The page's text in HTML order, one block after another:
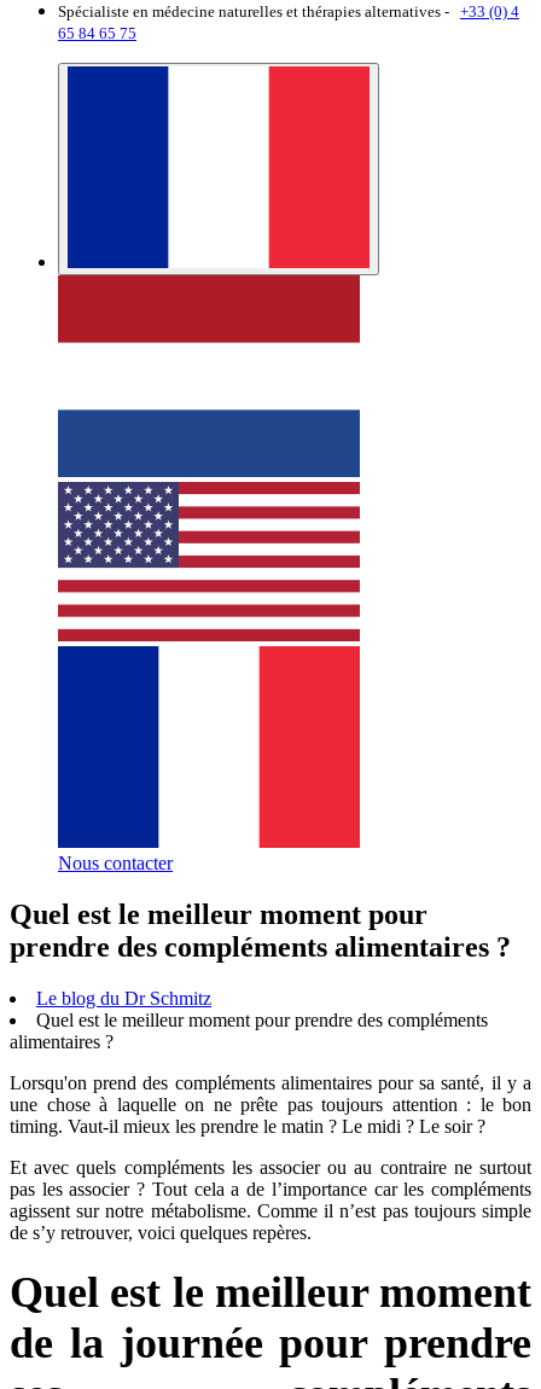
Spécialiste en médecine naturelles et thérapies alternatives - +33 (0) 4
65 84 65 75
Nous contacter
Quel est le meilleur moment pour
prendre des compléments alimentaires ?
Le blog du Dr Schmitz
Quel est le meilleur moment pour prendre des compléments
alimentaires ?
Lorsqu'on prend des compléments alimentaires pour sa santé, il y a
une chose à laquelle on ne prête pas toujours attention : le bon
timing. Vaut-il mieux les prendre le matin ? Le midi ? Le soir ?
Et avec quels compléments les associer ou au contraire ne surtout
pas les associer ? Tout cela a de l’importance car les compléments
agissent sur notre métabolisme. Comme il n’est pas toujours simple
de s’y retrouver, voici quelques repères.
Quel est le meilleur moment
de la journée pour prendre